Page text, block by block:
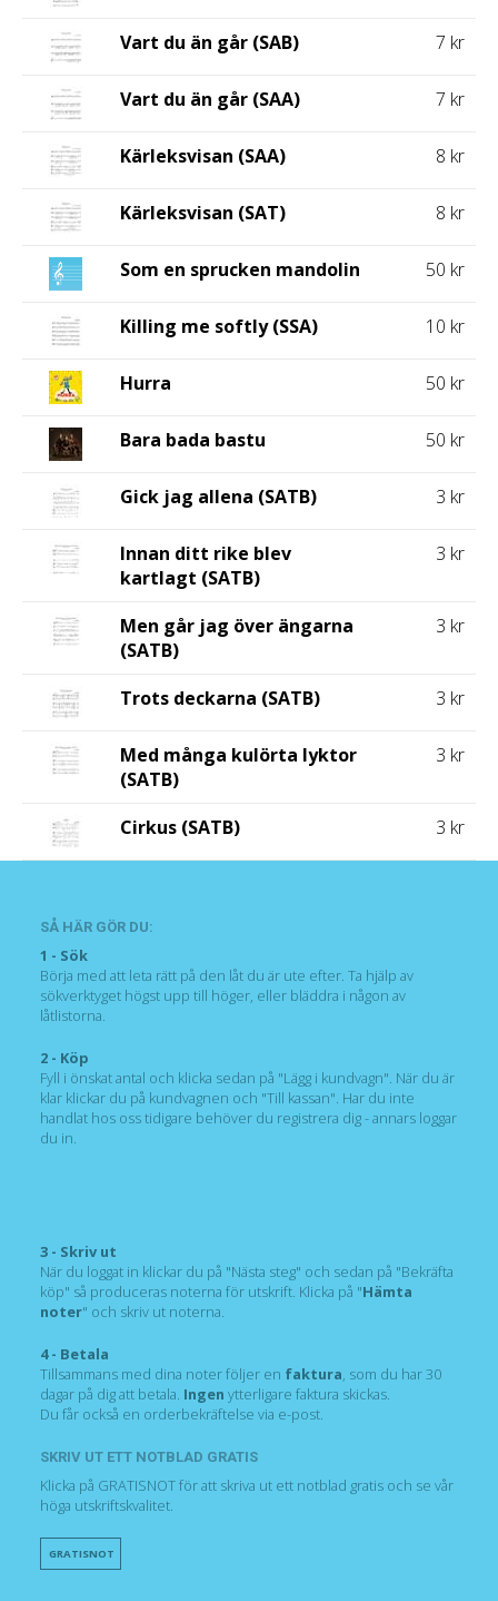
Vart du än går (SAB) 7 kr
Vart du än går (SAA) 7 kr
Kärleksvisan (SAA) 8 kr
Kärleksvisan (SAT) 8 kr
Som en sprucken mandolin 50 kr
Killing me softly (SSA) 10 kr
Hurra 50 kr
Bara bada bastu 50 kr
Gick jag allena (SATB) 3 kr
Innan ditt rike blev
kartlagt (SATB)
3 kr
Men går jag över ängarna
(SATB)
3 kr
Trots deckarna (SATB) 3 kr
Med många kulörta lyktor
(SATB)
3 kr
Cirkus (SATB) 3 kr
SÅ HÄR GÖR DU:
1 - Sök
Börja med att leta rätt på den låt du är ute efter. Ta hjälp av
sökverktyget högst upp till höger, eller bläddra i någon av
låtlistorna.
2 - Köp
Fyll i önskat antal och klicka sedan på "Lägg i kundvagn". När du är
klar klickar du på kundvagnen och "Till kassan". Har du inte
handlat hos oss tidigare behöver du registrera dig - annars loggar
du in.
3 - Skriv ut
När du loggat in klickar du på "Nästa steg" och sedan på "Bekräfta
köp" så produceras noterna för utskrift. Klicka på "Hämta
noter" och skriv ut noterna.
4 - Betala
Tillsammans med dina noter följer en faktura, som du har 30
dagar på dig att betala. Ingen ytterligare faktura skickas.
Du får också en orderbekräftelse via e-post.
SKRIV UT ETT NOTBLAD GRATIS
Klicka på GRATISNOT för att skriva ut ett notblad gratis och se vår
höga utskriftskvalitet.
GRATISNOT